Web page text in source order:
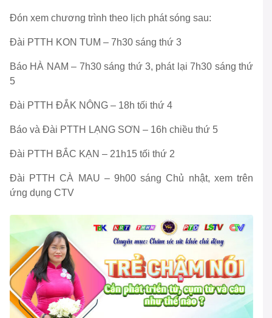
Đón xem chương trình theo lịch phát sóng sau:
Đài PTTH KON TUM – 7h30 sáng thứ 3
Báo HÀ NAM – 7h30 sáng thứ 3, phát lại 7h30 sáng thứ
5
Đài PTTH ĐẮK NÔNG – 18h tối thứ 4
Báo và Đài PTTH LẠNG SƠN – 16h chiều thứ 5
Đài PTTH BẮC KẠN – 21h15 tối thứ 2
Đài PTTH CÀ MAU – 9h00 sáng Chủ nhật, xem trên
ứng dụng CTV